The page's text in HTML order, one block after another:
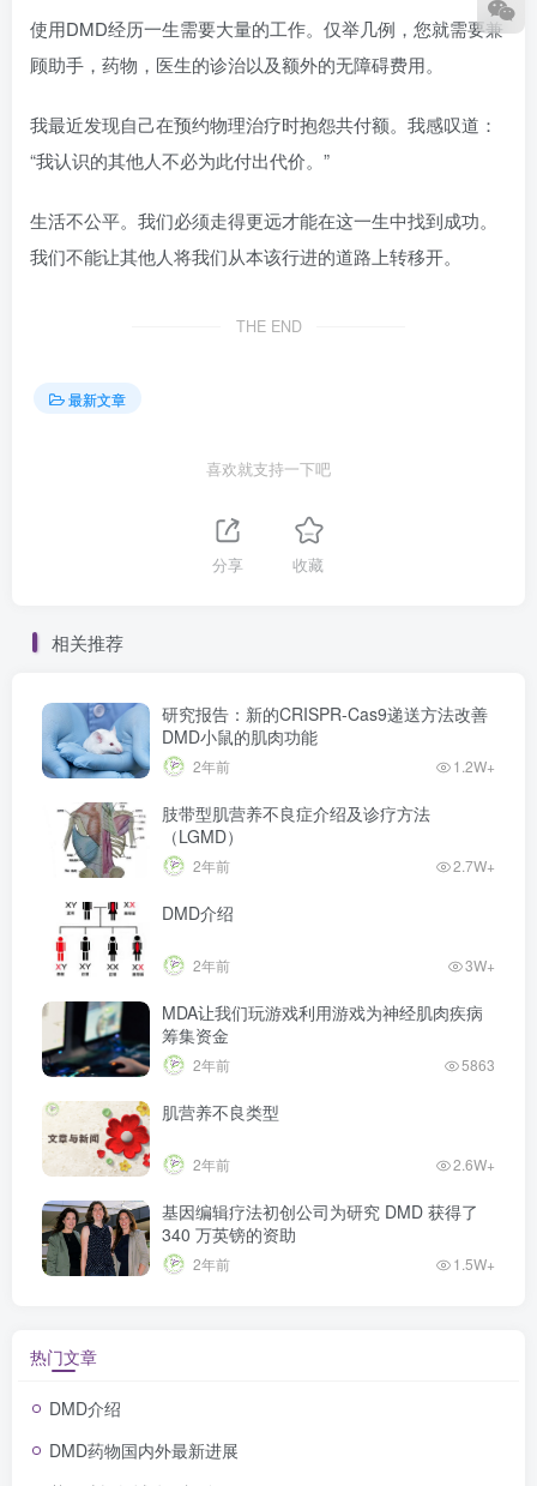
使用DMD经历一生需要大量的工作。仅举几例，您就需要兼
顾助手，药物，医生的诊治以及额外的无障碍费用。
我最近发现自己在预约物理治疗时抱怨共付额。我感叹道：
“我认识的其他人不必为此付出代价。”
生活不公平。我们必须走得更远才能在这一生中找到成功。
我们不能让其他人将我们从本该行进的道路上转移开。
THE END
最新文章
喜欢就支持一下吧
分享 收藏
相关推荐
研究报告：新的CRISPR-Cas9递送方法改善
DMD小鼠的肌肉功能
2年前 1.2W+
肢带型肌营养不良症介绍及诊疗方法
（LGMD）
2年前 2.7W+
DMD介绍
2年前 3W+
MDA让我们玩游戏利用游戏为神经肌肉疾病
筹集资金
2年前 5863
肌营养不良类型
2年前 2.6W+
基因编辑疗法初创公司为研究 DMD 获得了
340 万英镑的资助
2年前 1.5W+
热门文章
DMD介绍
DMD药物国内外最新进展